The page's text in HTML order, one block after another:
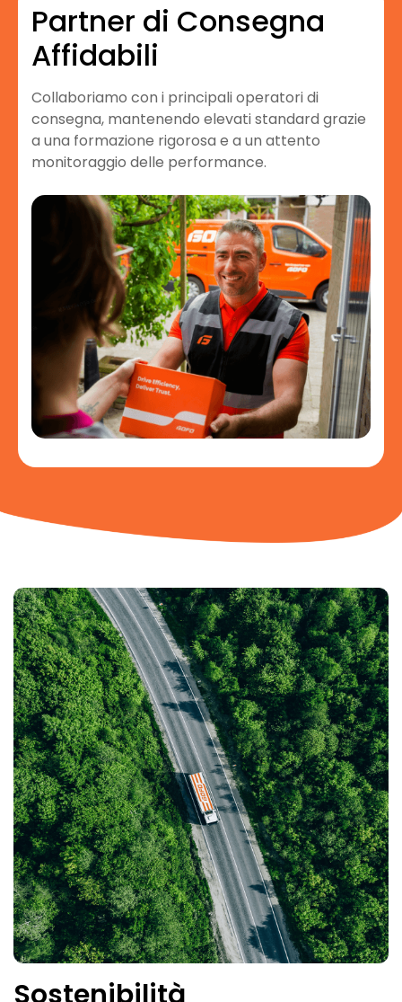
Partner di Consegna
Affidabili
Collaboriamo con i principali operatori di
consegna, mantenendo elevati standard grazie
a una formazione rigorosa e a un attento
monitoraggio delle performance.